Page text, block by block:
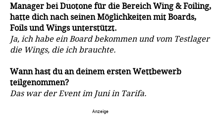
Manager bei Duotone für die Bereich Wing & Foiling,
hatte dich nach seinen Möglichkeiten mit Boards,
Foils und Wings unterstützt.
Ja, ich habe ein Board bekommen und vom Testlager
die Wings, die ich brauchte.
Wann hast du an deinem ersten Wettbewerb
teilgenommen?
Das war der Event im Juni in Tarifa.